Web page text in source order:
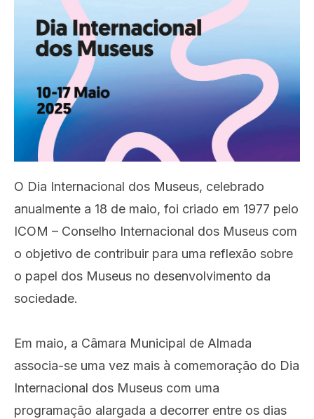
O Dia Internacional dos Museus, celebrado
anualmente a 18 de maio, foi criado em 1977 pelo
ICOM – Conselho Internacional dos Museus com
o objetivo de contribuir para uma reflexão sobre
o papel dos Museus no desenvolvimento da
sociedade.
Em maio, a Câmara Municipal de Almada
associa-se uma vez mais à comemoração do Dia
Internacional dos Museus com uma
programação alargada a decorrer entre os dias